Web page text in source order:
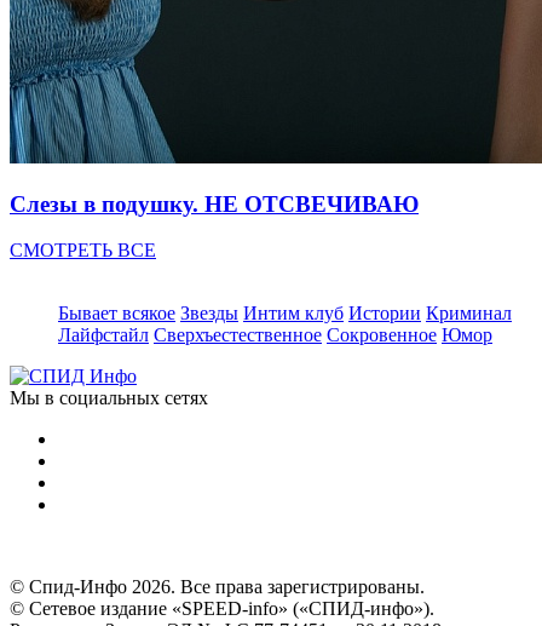
Слезы в подушку. НЕ ОТСВЕЧИВАЮ
СМОТРЕТЬ ВСЕ
Бывает всякое Звезды Интим клуб Истории Криминал
Лайфстайл Сверхъестественное Сокровенное Юмор
Мы в социальных сетях
© Спид-Инфо 2026. Все права зарегистрированы.
© Сетевое издание «SPEED-info» («СПИД-инфо»).